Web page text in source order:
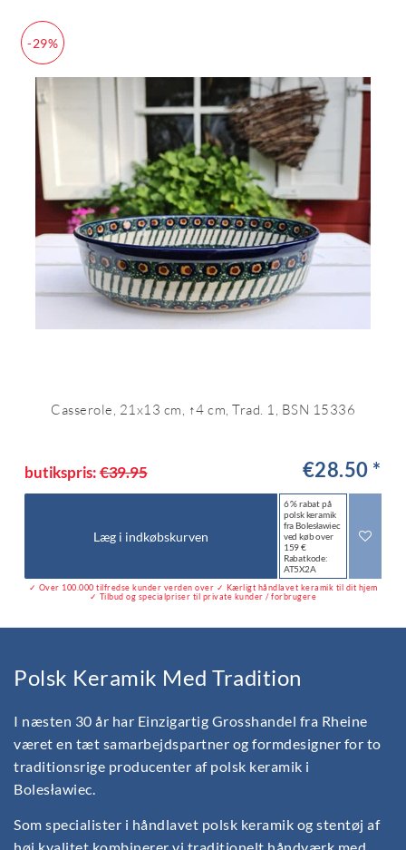
-29%
Casserole, 21x13 cm, ↑4 cm, Trad. 1, BSN 15336
butikspris:€39.95 €28.50 *
Læg i indkøbskurven
6 % rabat på
polsk keramik
fra Bolesławiec
ved køb over
159 €
Rabatkode:
AT5X2A
✓ Over 100.000 tilfredse kunder verden over ✓ Kærligt håndlavet keramik til dit hjem
✓ Tilbud og specialpriser til private kunder / forbrugere
Polsk Keramik Med Tradition
I næsten 30 år har Einzigartig Grosshandel fra Rheine
været en tæt samarbejdspartner og formdesigner for to
traditionsrige producenter af polsk keramik i
Bolesławiec.
Som specialister i håndlavet polsk keramik og stentøj af